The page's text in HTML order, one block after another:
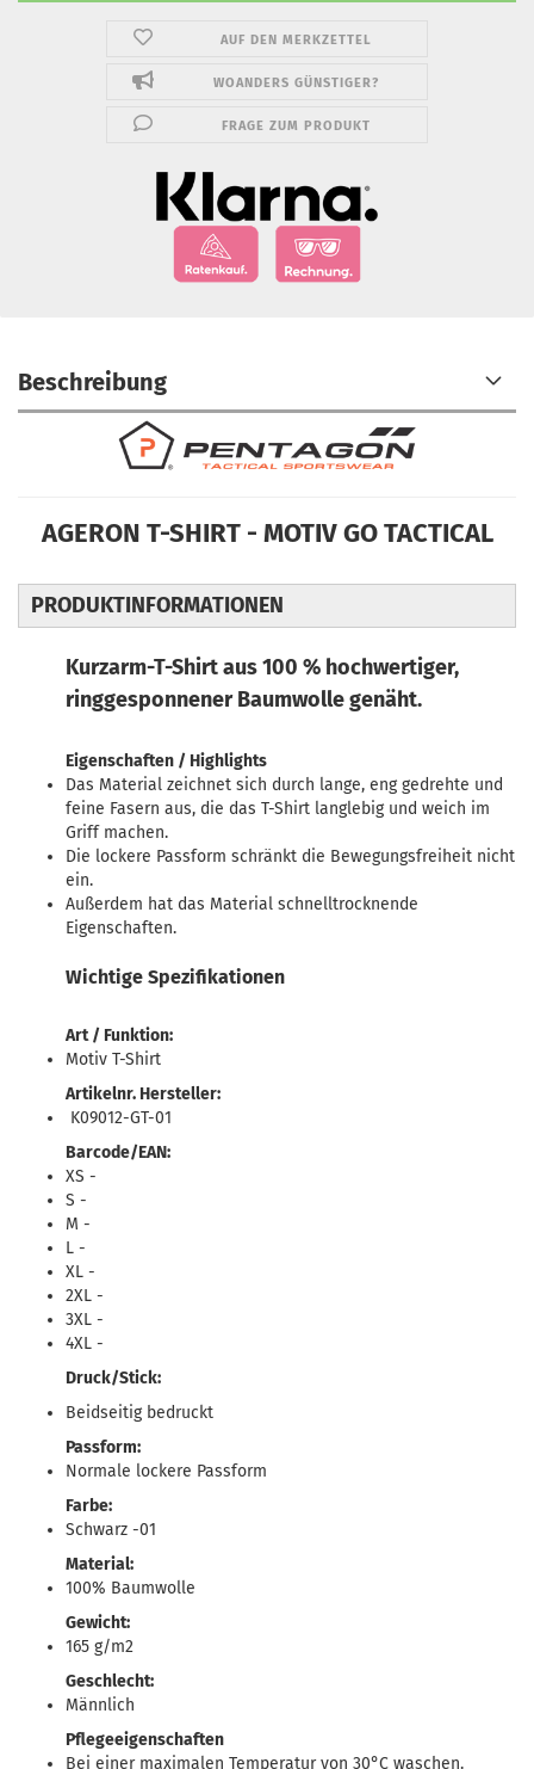
AUF DEN MERKZETTEL
WOANDERS GÜNSTIGER?
FRAGE ZUM PRODUKT
Beschreibung
AGERON T-SHIRT - MOTIV GO TACTICAL
PRODUKTINFORMATIONEN
Kurzarm-T-Shirt aus 100 % hochwertiger,
ringgesponnener Baumwolle genäht.
Eigenschaften / Highlights
Das Material zeichnet sich durch lange, eng gedrehte und
feine Fasern aus, die das T-Shirt langlebig und weich im
Griff machen.
Die lockere Passform schränkt die Bewegungsfreiheit nicht
ein.
Außerdem hat das Material schnelltrocknende
Eigenschaften.
Wichtige Spezifikationen
Art / Funktion:
Motiv T-Shirt
Artikelnr. Hersteller:
K09012-GT-01
Barcode/EAN:
XS -
S -
M -
L -
XL -
2XL -
3XL -
4XL -
Druck/Stick:
Beidseitig bedruckt
Passform:
Normale lockere Passform
Farbe:
Schwarz -01
Material:
100% Baumwolle
Gewicht:
165 g/m2
Geschlecht:
Männlich
Pflegeeigenschaften
Bei einer maximalen Temperatur von 30°C waschen.